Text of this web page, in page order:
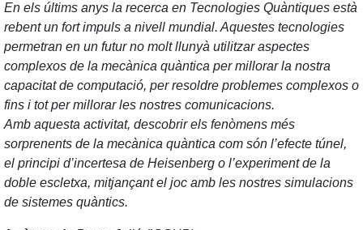
En els últims anys la recerca en Tecnologies Quàntiques està
rebent un fort impuls a nivell mundial. Aquestes tecnologies
permetran en un futur no molt llunyà utilitzar aspectes
complexos de la mecànica quàntica per millorar la nostra
capacitat de computació, per resoldre problemes complexos o
fins i tot per millorar les nostres comunicacions.
Amb aquesta activitat, descobrir els fenòmens més
sorprenents de la mecànica quàntica com són l’efecte túnel,
el principi d’incertesa de Heisenberg o l’experiment de la
doble escletxa, mitjançant el joc amb les nostres simulacions
de sistemes quàntics.